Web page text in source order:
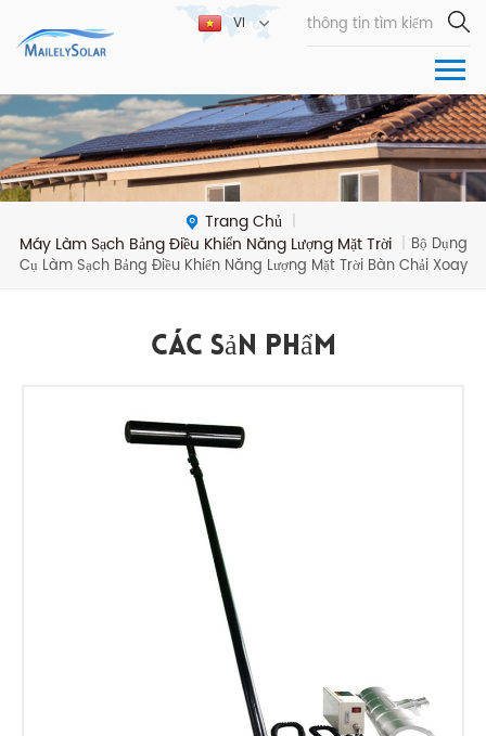
VI
Trang Chủ |
Máy Làm Sạch Bảng Điều Khiển Năng Lượng Mặt Trời | Bộ Dụng
Cụ Làm Sạch Bảng Điều Khiển Năng Lượng Mặt Trời Bàn Chải Xoay
Các Sản Phẩm